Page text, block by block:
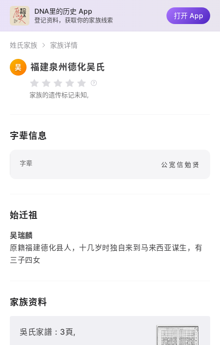
姓氏家族 家族详情
吴 福建泉州德化吴氏
家族的遗传标记未知,
字辈信息
字辈 公宽信勉贤
始迁祖
吴瑞麟
原籍福建德化县人，十几岁时独自来到马来西亚谋生，有
三子四女
家族资料
吳氏家譜 : 3頁,
DNA里的历史 App
登记资料，获取你的家族线索
打开 App